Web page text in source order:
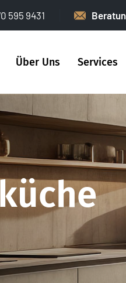
595 9431
Über Uns Services